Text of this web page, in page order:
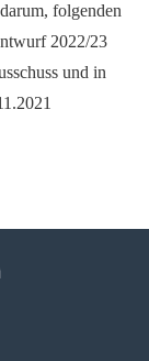
folgenden
2022/23
und in